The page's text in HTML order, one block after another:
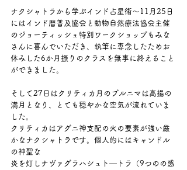
ナクシャトラから学ぶインド占星術～11月25日
にはインド暦普及協会と動物自然療法協会主催
のジョーティッシュ特別ワークショップもみな
さんに喜んでいただき、執筆に専念したためお
休みした6か月振りのクラスを無事に終えること
ができました。
そして27日はクリティカ月のプルニマは高揚の
満月となり、とても穏やかな空気が流れていま
した。
クリティカはアグニ神支配の火の要素が強い厳
かなナクシャトラです。個人的にはキャンドル
の神聖な
炎を灯しナヴァグラハシュト―トラ（9つのの惑